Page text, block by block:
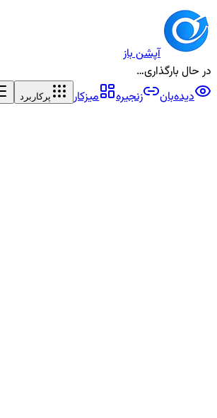
آپشن باز
در حال بارگذاری…
دیده‌بان
زنجیره میزکار پرکاربرد